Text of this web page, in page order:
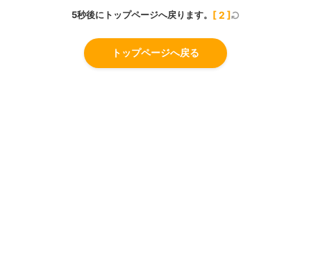
5秒後にトップページへ戻ります。 [2 ]
トップページへ戻る